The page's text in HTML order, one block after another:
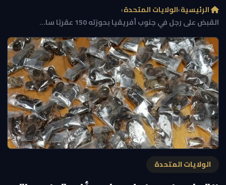
الرئيسية›الولايات المتحدة›
القبض على رجل في جنوب أفريقيا بحوزته 150 عقربًا سا...
الولايات المتحدة